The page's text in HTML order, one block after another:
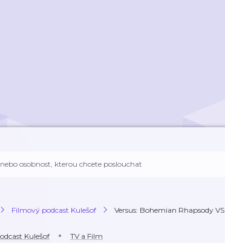
Filmový podcast Kulešof Versus: Bohemian Rhapsody
Kulešof TV a Film